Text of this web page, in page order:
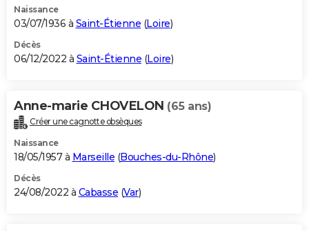
Naissance
03/07/1936 à Saint-Étienne (Loire)
Décès
06/12/2022 à Saint-Étienne (Loire)
Anne-marie CHOVELON (65 ans)
Créer une cagnotte obsèques
Naissance
18/05/1957 à Marseille (Bouches-du-Rhône)
Décès
24/08/2022 à Cabasse (Var)